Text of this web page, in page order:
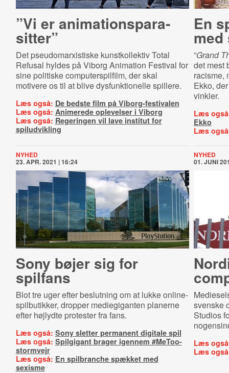
”Vi er ani­ma­tions­pa­ra­
sit­ter”
Det pseudomarxistiske kunstkollektiv Total
Refusal hyldes på Viborg Animation Festival for
sine politiske computerspilfilm, der skal
motivere os til at blive dysfunktionelle spillere.
Læs også: De bedste film på Viborg-festivalen
Læs også: Animerede oplevelser i Viborg
Læs også: Regeringen vil lave institut for
spiludvikling
En
med
”Grand
det mest
racisme,
Ekko,
vinkler.
Læs
Ekko
Læs
NYHED
23. APR. 2021 | 16:24
Sony bøjer sig for
spilfans
Blot tre uger efter beslutning om at lukke online-
spilbutikker, dropper mediegiganten planerne
efter højlydte protester fra fans.
Læs også: Sony sletter permanent digitale spil
Læs også: Spilgigant brager igennem #MeToo-
stormvejr
Læs også: En spilbranche spækket med
sexisme
NYHED
01. JUNI
svenske
Studios
Læs
Læs